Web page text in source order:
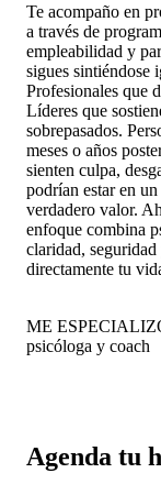
Agenda tu
Te acompaño en
a través de
empleabilidad y
sigues sintiéndose
Profesionales que
Líderes que
sobrepasados.
meses o años
sienten culpa,
podrían estar en
verdadero valor.
enfoque combina
claridad,
directamente tu
ME
psicóloga y coach